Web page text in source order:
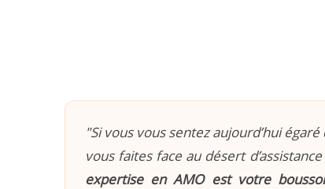
"Si vous vous sentez aujourd’hui
vous faites face au désert
expertise en AMO est votre